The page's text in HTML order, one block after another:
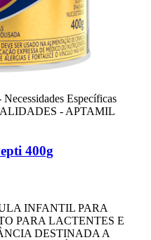
Específicas
- APTAMIL
400g
INFANTIL PARA
PARA LACTENTES E
DESTINADA A